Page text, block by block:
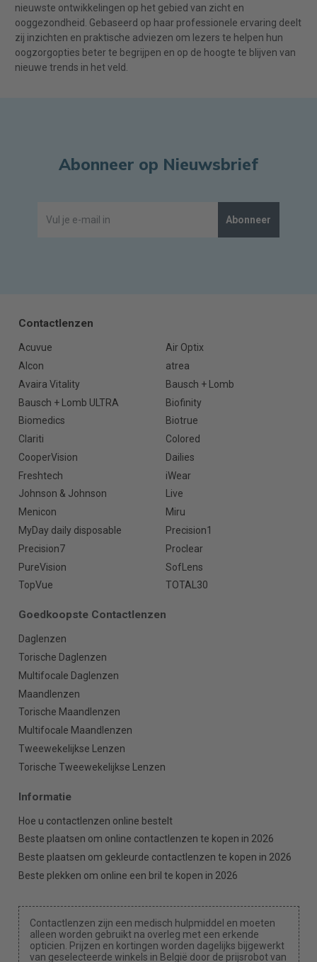
nieuwste ontwikkelingen op het gebied van zicht en
ooggezondheid. Gebaseerd op haar professionele ervaring deelt
zij inzichten en praktische adviezen om lezers te helpen hun
oogzorgopties beter te begrijpen en op de hoogte te blijven van
nieuwe trends in het veld.
Abonneer op Nieuwsbrief
Abonneer
Contactlenzen
Acuvue
Air Optix
Alcon
atrea
Avaira Vitality
Bausch + Lomb
Bausch + Lomb ULTRA
Biofinity
Biomedics
Biotrue
Clariti
Colored
CooperVision
Dailies
Freshtech
iWear
Johnson & Johnson
Live
Menicon
Miru
MyDay daily disposable
Precision1
Precision7
Proclear
PureVision
SofLens
TopVue
TOTAL30
Goedkoopste Contactlenzen
Daglenzen
Torische Daglenzen
Multifocale Daglenzen
Maandlenzen
Torische Maandlenzen
Multifocale Maandlenzen
Tweewekelijkse Lenzen
Torische Tweewekelijkse Lenzen
Informatie
Hoe u contactlenzen online bestelt
Beste plaatsen om online contactlenzen te kopen in 2026
Beste plaatsen om gekleurde contactlenzen te kopen in 2026
Beste plekken om online een bril te kopen in 2026
Contactlenzen zijn een medisch hulpmiddel en moeten
alleen worden gebruikt na overleg met een erkende
opticien. Prijzen en kortingen worden dagelijks bijgewerkt
van geselecteerde winkels in België door de prijsrobot van